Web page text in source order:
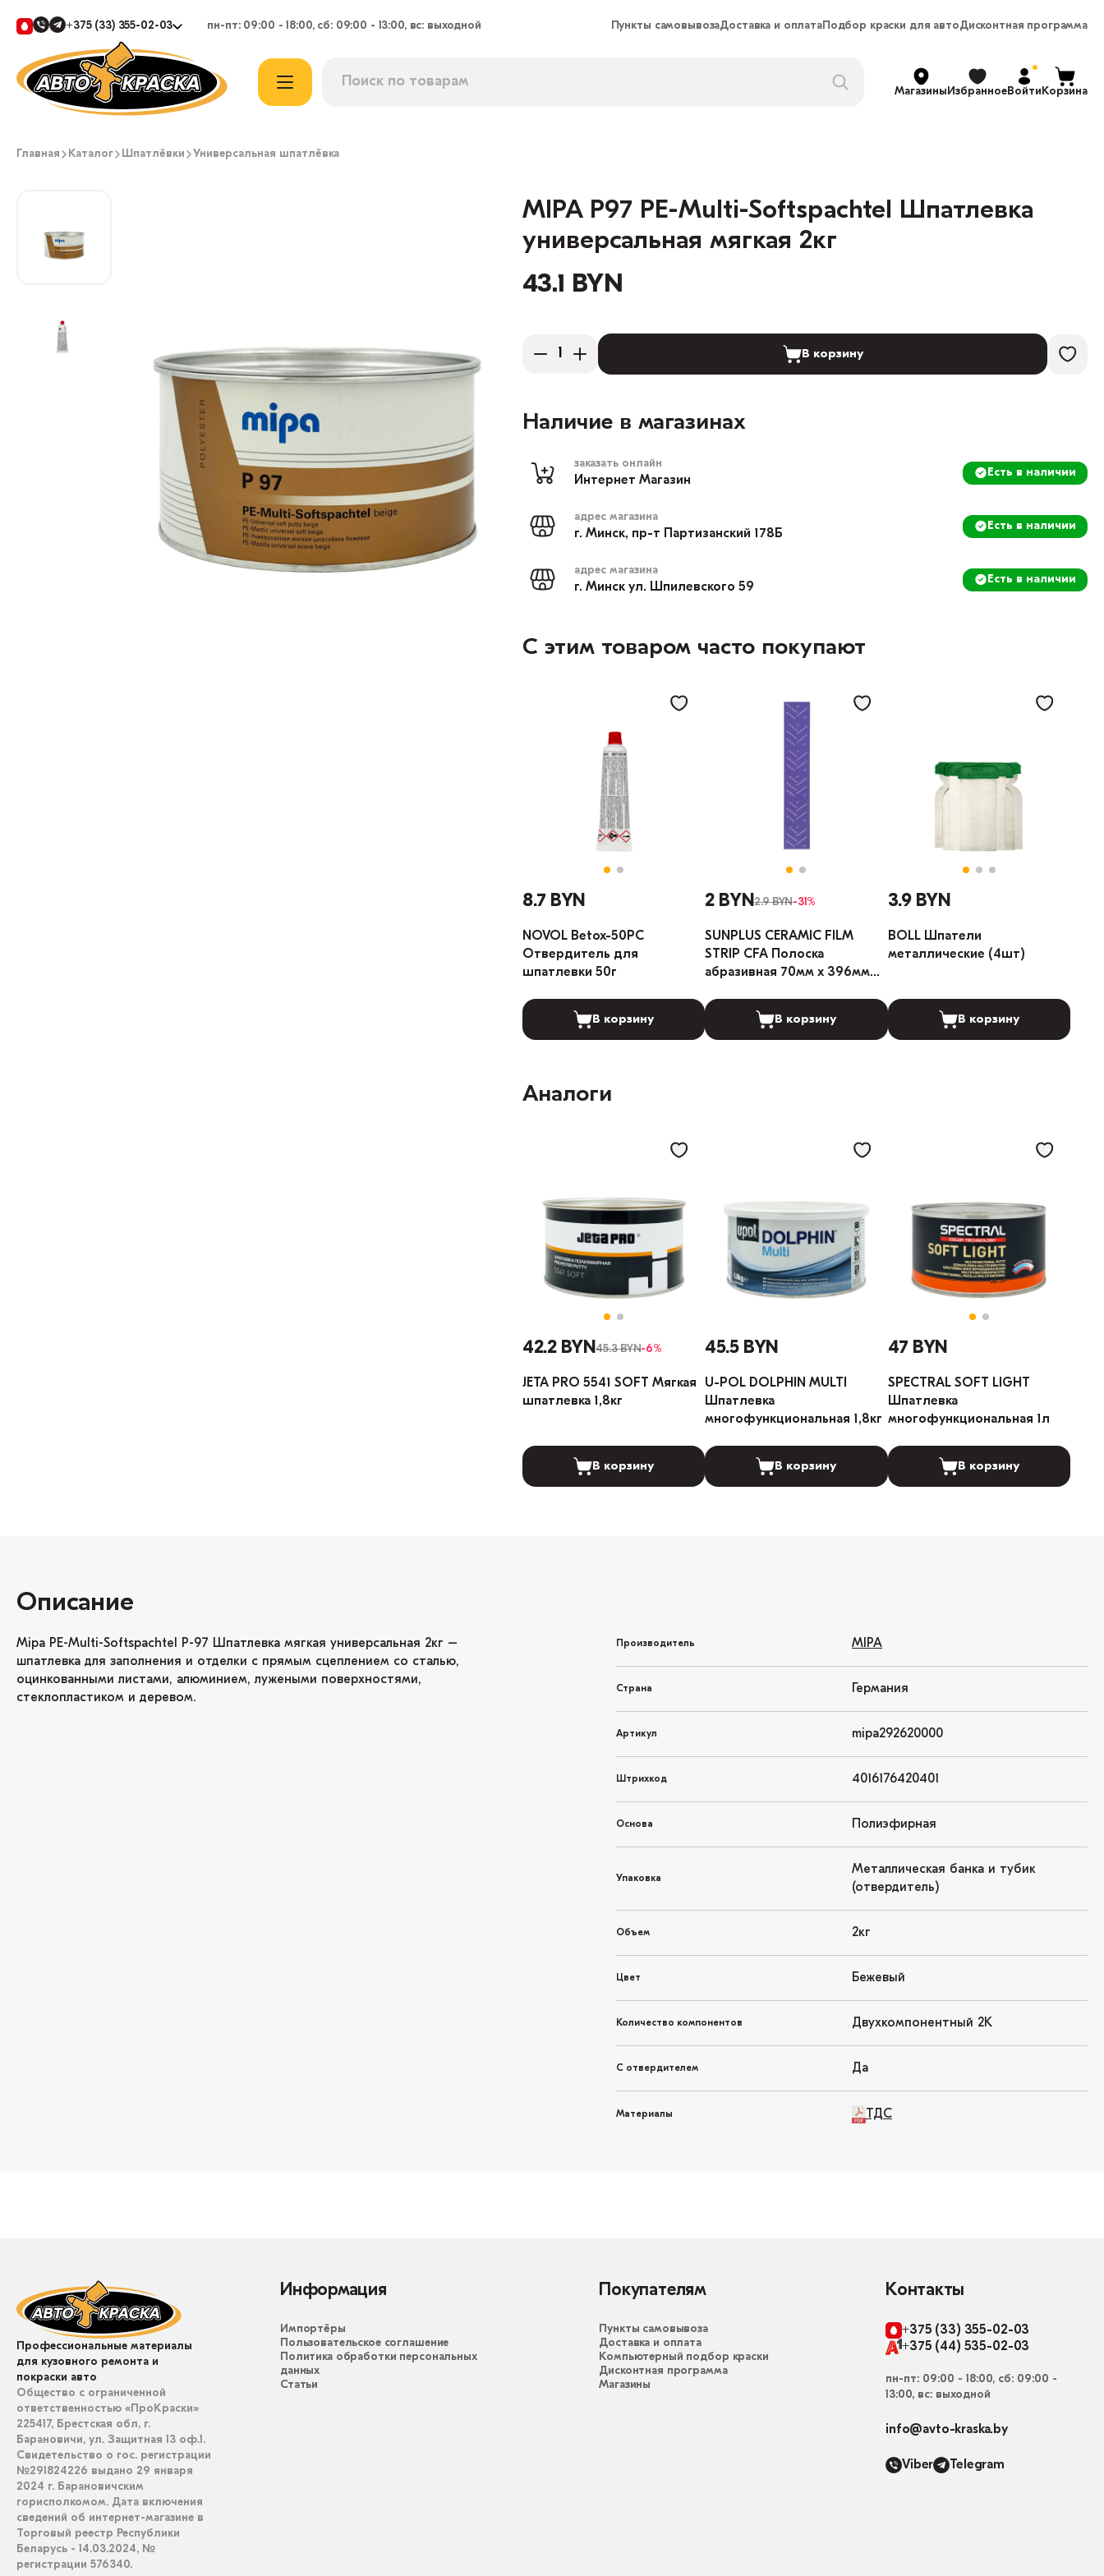
+375 (33) 355-02-03 пн-пт: 09:00 - 18:00, сб: 09:00 - 13:00, вс: выходной Пункты самовывозаДоставка и оплатаПодбор краски для автоДисконтная программа
МагазиныИзбранноеВойтиКорзина
Главная Каталог Шпатлёвки Универсальная шпатлёвка
MIPA P97 PE-Multi-Softspachtel Шпатлевка
универсальная мягкая 2кг
43.1 BYN
В корзину
Наличие в магазинах
заказать онлайн
Интернет Магазин
Есть в наличии
адрес магазина
г. Минск, пр-т Партизанский 178Б
Есть в наличии
адрес магазина
г. Минск ул. Шпилевского 59
Есть в наличии
С этим товаром часто покупают
8.7 BYN
NOVOL Betox-50PC
Отвердитель для
шпатлевки 50г
В корзину
2 BYN2.9 BYN-31%
SUNPLUS CERAMIC FILM
STRIP CFA Полоска
абразивная 70мм x 396мм
В корзину
3.9 BYN
BOLL Шпатели
металлические (4шт)
В корзину
Аналоги
42.2 BYN45.3 BYN-6%
JETA PRO 5541 SOFT Мягкая
шпатлевка 1,8кг
В корзину
45.5 BYN
U-POL DOLPHIN MULTI
Шпатлевка
многофункциональная 1,8кг
В корзину
47 BYN
SPECTRAL SOFT LIGHT
Шпатлевка
многофункциональная 1л
В корзину
Описание
Mipa PE-Multi-Softspachtel P-97 Шпатлевка мягкая универсальная 2кг –
шпатлевка для заполнения и отделки с прямым сцеплением со сталью,
оцинкованными листами, алюминием, лужеными поверхностями,
стеклопластиком и деревом.
Производитель MIPA
Страна Германия
Артикул mipa292620000
Штрихкод 4016176420401
Основа Полиэфирная
Упаковка
Металлическая банка и тубик
(отвердитель)
Объем 2кг
Цвет Бежевый
Количество компонентов Двухкомпонентный 2K
С отвердителем Да
Материалы ТДС
Профессиональные материалы
для кузовного ремонта и
покраски авто
Общество с ограниченной
ответственностью «ПроКраски»
225417, Брестская обл, г.
Барановичи, ул. Защитная 13 оф.1.
Свидетельство о гос. регистрации
№291824226 выдано 29 января
2024 г. Барановичским
горисполкомом. Дата включения
сведений об интернет-магазине в
Торговый реестр Республики
Беларусь - 14.03.2024, №
регистрации 576340.
Информация
Импортёры
Пользовательское соглашение
Политика обработки персональных
данных
Статьи
Покупателям
Пункты самовывоза
Доставка и оплата
Компьютерный подбор краски
Дисконтная программа
Магазины
Контакты
+375 (33) 355-02-03
+375 (44) 535-02-03
пн-пт: 09:00 - 18:00, сб: 09:00 -
13:00, вс: выходной
info@avto-kraska.by
Viber Telegram